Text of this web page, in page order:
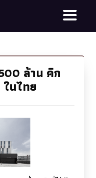
ล้าน คิก
ในไทย